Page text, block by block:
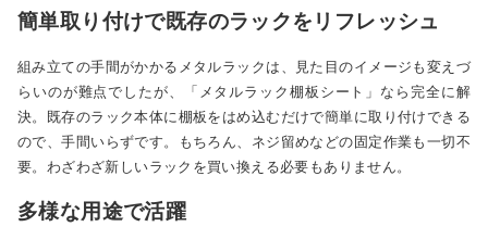
簡単取り付けで既存のラックをリフレッシュ
組み立ての手間がかかるメタルラックは、見た目のイメージも変えづ
らいのが難点でしたが、「メタルラック棚板シート」なら完全に解
決。既存のラック本体に棚板をはめ込むだけで簡単に取り付けできる
ので、手間いらずです。もちろん、ネジ留めなどの固定作業も一切不
要。わざわざ新しいラックを買い換える必要もありません。
多様な用途で活躍